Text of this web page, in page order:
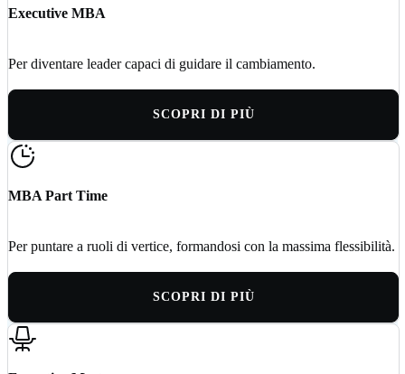
Executive MBA
Per diventare leader capaci di guidare il cambiamento.
SCOPRI DI PIÙ
MBA Part Time
Per puntare a ruoli di vertice, formandosi con la massima flessibilità.
SCOPRI DI PIÙ